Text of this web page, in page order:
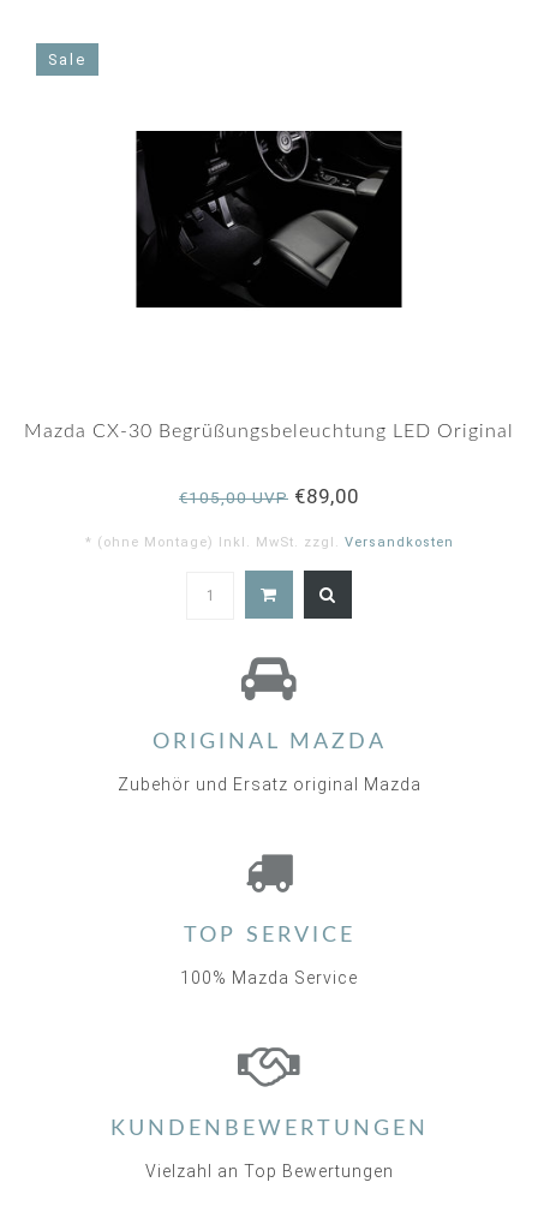
Sale
Mazda CX-30 Begrüßungsbeleuchtung LED Original
€105,00 UVP €89,00
* (ohne Montage) Inkl. MwSt. zzgl. Versandkosten
ORIGINAL MAZDA
Zubehör und Ersatz original Mazda
TOP SERVICE
100% Mazda Service
KUNDENBEWERTUNGEN
Vielzahl an Top Bewertungen